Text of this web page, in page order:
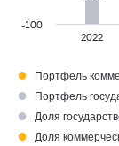
2022
-100
● Портфель
● Портфель
● Доля
● Доля